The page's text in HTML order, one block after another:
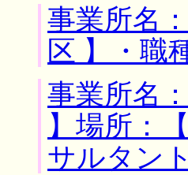
事業所名
区 】・職
事業所名
】場所：
サルタン